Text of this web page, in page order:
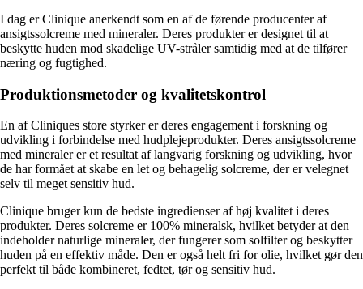
I dag er Clinique anerkendt som en af de førende producenter af
ansigtssolcreme med mineraler. Deres produkter er designet til at
beskytte huden mod skadelige UV-stråler samtidig med at de tilfører
næring og fugtighed.
Produktionsmetoder og kvalitetskontrol
En af Cliniques store styrker er deres engagement i forskning og
udvikling i forbindelse med hudplejeprodukter. Deres ansigtssolcreme
med mineraler er et resultat af langvarig forskning og udvikling, hvor
de har formået at skabe en let og behagelig solcreme, der er velegnet
selv til meget sensitiv hud.
Clinique bruger kun de bedste ingredienser af høj kvalitet i deres
produkter. Deres solcreme er 100% mineralsk, hvilket betyder at den
indeholder naturlige mineraler, der fungerer som solfilter og beskytter
huden på en effektiv måde. Den er også helt fri for olie, hvilket gør den
perfekt til både kombineret, fedtet, tør og sensitiv hud.